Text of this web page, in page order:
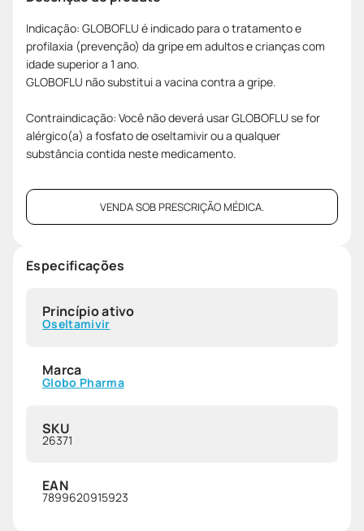
Indicação: GLOBOFLU é indicado para o tratamento e
profilaxia (prevenção) da gripe em adultos e crianças com
idade superior a 1 ano.
GLOBOFLU não substitui a vacina contra a gripe.
Contraindicação: Você não deverá usar GLOBOFLU se for
alérgico(a) a fosfato de oseltamivir ou a qualquer
substância contida neste medicamento.
VENDA SOB PRESCRIÇÃO MÉDICA.
Especificações
Princípio ativo
Oseltamivir
Marca
Globo Pharma
SKU
26371
EAN
7899620915923